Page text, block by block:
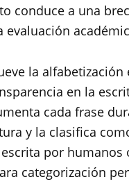
conduce a una
evaluación
la alfabetización
en la
cada frase
y la clasifica
por humanos
categorización